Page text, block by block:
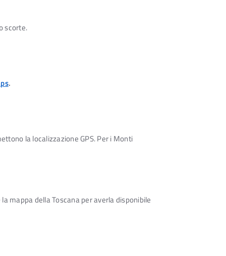
scorte.
.
la localizzazione GPS. Per i Monti
mappa della Toscana per averla disponibile